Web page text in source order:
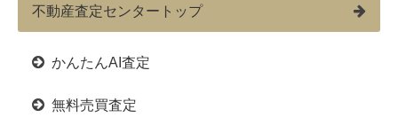
不動産査定センタートップ
かんたんAI査定
無料売買査定